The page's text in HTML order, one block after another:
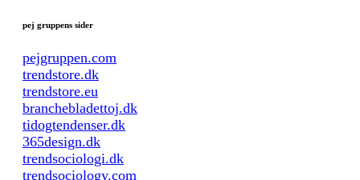
pej gruppens sider
pejgruppen.com
trendstore.dk
trendstore.eu
branchebladettoj.dk
tidogtendenser.dk
365design.dk
trendsociologi.dk
trendsociology.com